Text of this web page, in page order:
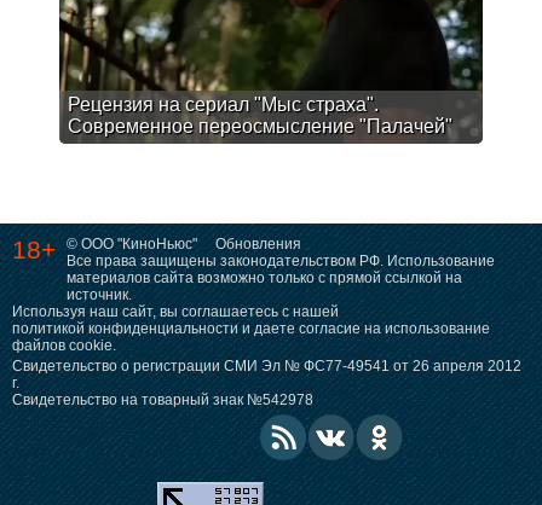
Рецензия на сериал "Мыс страха".
Современное переосмысление "Палачей"
18+ © ООО "КиноНьюс"
Обновления
Все права защищены законодательством РФ. Использование
материалов сайта возможно только с прямой ссылкой на
источник.
Используя наш сайт, вы соглашаетесь с нашей
политикой конфиденциальностии даете согласие на использование
файлов cookie.
Свидетельство о регистрации СМИ Эл № ФС77-49541 от 26 апреля 2012
г.
Свидетельство на товарный знак №542978